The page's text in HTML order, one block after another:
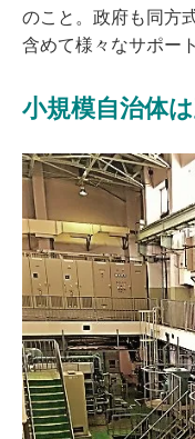
のこと。政府も同方
含めて様々なサポー
小規模自治体